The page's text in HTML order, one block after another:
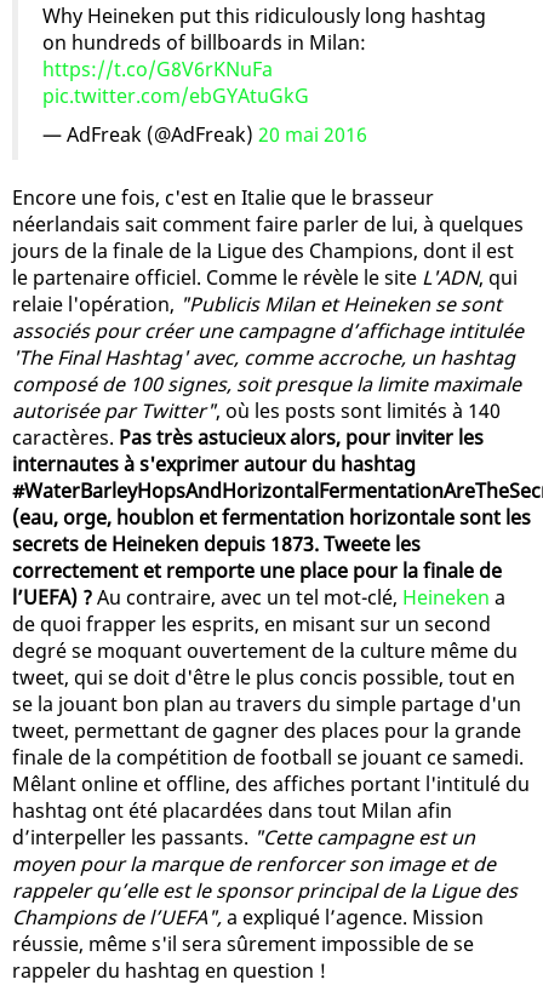
Why Heineken put this ridiculously long hashtag
on hundreds of billboards in Milan:
https://t.co/G8V6rKNuFa
pic.twitter.com/ebGYAtuGkG
— AdFreak (@AdFreak) 20 mai 2016
Encore une fois, c'est en Italie que le brasseur
néerlandais sait comment faire parler de lui, à quelques
jours de la finale de la Ligue des Champions, dont il est
le partenaire officiel. Comme le révèle le site L'ADN, qui
relaie l'opération, "Publicis Milan et Heineken se sont
associés pour créer une campagne d’affichage intitulée
'The Final Hashtag' avec, comme accroche, un hashtag
composé de 100 signes, soit presque la limite maximale
autorisée par Twitter", où les posts sont limités à 140
caractères. Pas très astucieux alors, pour inviter les
internautes à s'exprimer autour du hashtag
(eau, orge, houblon et fermentation horizontale sont les
secrets de Heineken depuis 1873. Tweete les
correctement et remporte une place pour la finale de
l’UEFA) ?Au contraire, avec un tel mot-clé, Heineken a
de quoi frapper les esprits, en misant sur un second
degré se moquant ouvertement de la culture même du
tweet, qui se doit d'être le plus concis possible, tout en
se la jouant bon plan au travers du simple partage d'un
tweet, permettant de gagner des places pour la grande
finale de la compétition de football se jouant ce samedi.
Mêlant online et offline, des affiches portant l'intitulé du
hashtag ont été placardées dans tout Milan afin
d’interpeller les passants. "Cette campagne est un
moyen pour la marque de renforcer son image et de
rappeler qu’elle est le sponsor principal de la Ligue des
Champions de l’UEFA",a expliqué l’agence. Mission
réussie, même s'il sera sûrement impossible de se
rappeler du hashtag en question !